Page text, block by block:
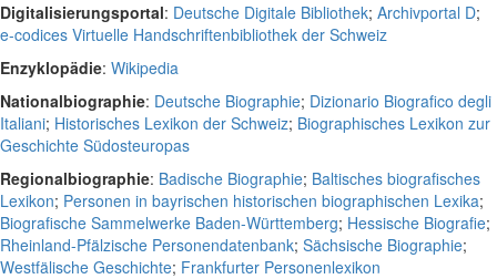
Digitalisierungsportal: Deutsche Digitale Bibliothek; Archivportal D;
e-codices Virtuelle Handschriftenbibliothek der Schweiz
Enzyklopädie: Wikipedia
Nationalbiographie: Deutsche Biographie; Dizionario Biografico degli
Italiani; Historisches Lexikon der Schweiz; Biographisches Lexikon zur
Geschichte Südosteuropas
Regionalbiographie: Badische Biographie; Baltisches biografisches
Lexikon; Personen in bayrischen historischen biographischen Lexika;
Biografische Sammelwerke Baden-Württemberg; Hessische Biografie;
Rheinland-Pfälzische Personendatenbank; Sächsische Biographie;
Westfälische Geschichte; Frankfurter Personenlexikon